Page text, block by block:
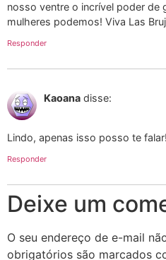
nosso ventre o incrível poder de
mulheres podemos! Viva Las
Responder
Kaoana disse:
Lindo, apenas isso posso te
Responder
Deixe um
O seu endereço de e-mail
obrigatórios são marcados